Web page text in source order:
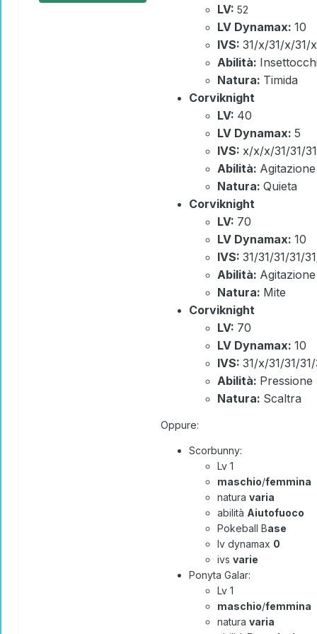
LV: 52
LV Dynamax: 10
IVS: 31/x/31/x/31/x
Abilità:
Natura: Timida
Corviknight
LV: 40
LV Dynamax: 5
IVS: x/x/x/31/31/31
Abilità: Agitazione
Natura: Quieta
Corviknight
LV: 70
LV Dynamax: 10
IVS: 31/31/31/31/
Abilità: Agitazione
Natura: Mite
Corviknight
LV: 70
LV Dynamax: 10
IVS: 31/x/31/31/31/
Abilità: Pressione
Natura: Scaltra
Oppure:
Scorbunny:
Lv 1
maschio/femmina
natura varia
abilità Aiutofuoco
Pokeball Base
lv dynamax 0
ivs varie
Ponyta Galar:
Lv 1
maschio/femmina
natura varia